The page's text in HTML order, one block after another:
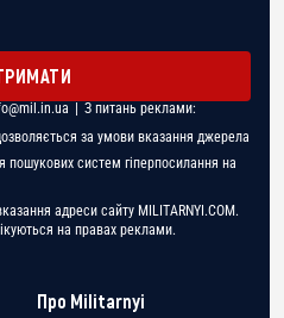
| З питань реклами:
за умови вказання джерела
пошукових систем гіперпосилання на
адреси сайту MILITARNYI.COM.
на правах реклами.
Про Militarnyi